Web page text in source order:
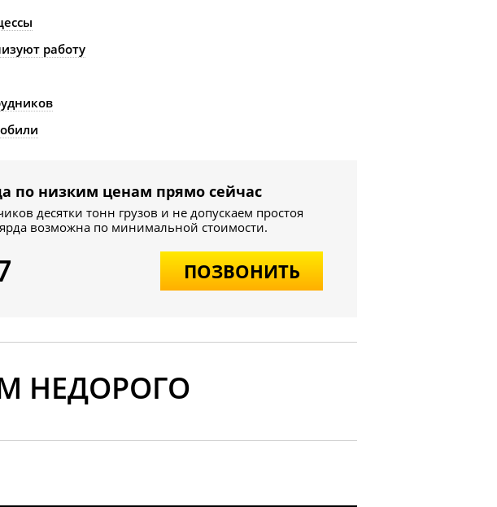
работу
по низким ценам прямо сейчас
десятки тонн грузов и не допускаем простоя
возможна по минимальной стоимости.
ПОЗВОНИТЬ
НЕДОРОГО